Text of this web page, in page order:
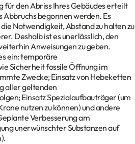
für den Abriss Ihres Gebäudes erteilt
Abbruchs begonnen werden. Es
Notwendigkeit, Abstand zu halten zu
Deshalb ist es unerlässlich, den
Anweisungen zu geben.
ein: temporäre
Sicherheit fossile Öffnung im
Zwecke; Einsatz von Hebeketten
aller geltenden
Einsatz Spezialaufbauträger (um
nutzen zu können) und andere
Verbesserung am
unerwünschter Substanzen auf